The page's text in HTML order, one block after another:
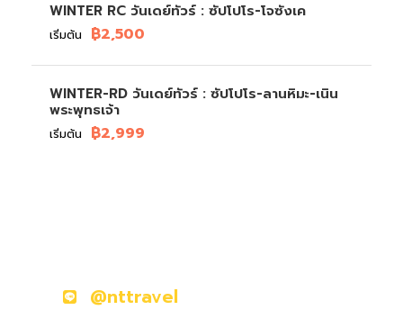
WINTER RC วันเดย์ทัวร์ : ซัปโปโร-โจซังเค
เริ่มต้น ฿2,500
WINTER-RD วันเดย์ทัวร์ : ซัปโปโร-ลานหิมะ-เนิน
พระพุทธเจ้า
เริ่มต้น ฿2,999
@nttravel